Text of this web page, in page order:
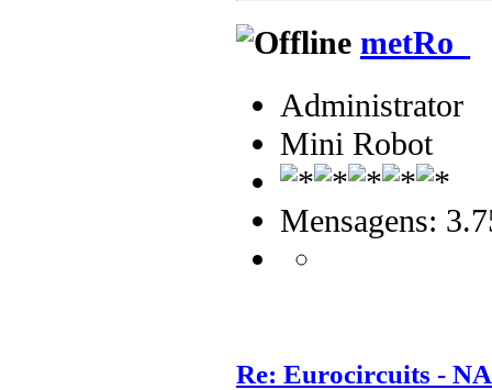
metRo_
Administrator
Mini Robot
Mensagens:
Re: Eurocircuits -